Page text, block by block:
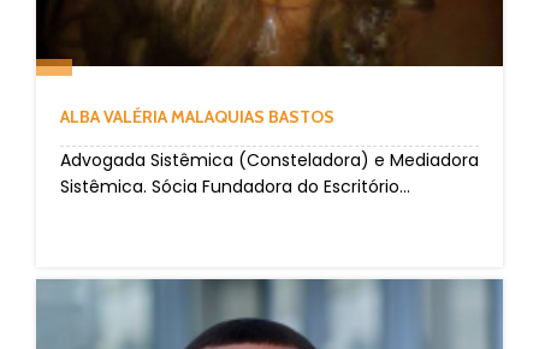
ALBA VALÉRIA MALAQUIAS BASTOS
Advogada Sistêmica (Consteladora) e Mediadora
Sistêmica. Sócia Fundadora do Escritório...